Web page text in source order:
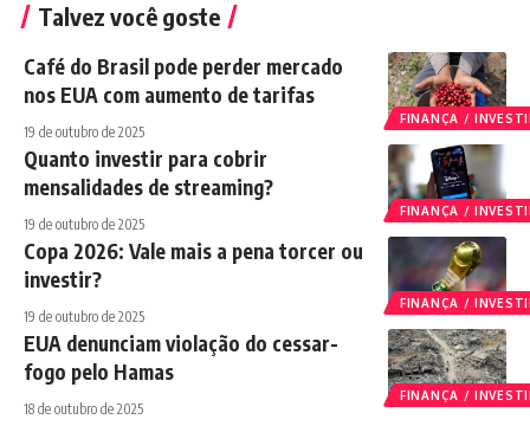
Talvez você goste
FINANÇA /
Café do Brasil pode perder mercado
nos EUA com aumento de tarifas
19 de outubro de 2025
FINANÇA /
Quanto investir para cobrir
mensalidades de streaming?
19 de outubro de 2025
FINANÇA /
Copa 2026: Vale mais a pena torcer ou
investir?
19 de outubro de 2025
FINANÇA /
EUA denunciam violação do cessar-
fogo pelo Hamas
18 de outubro de 2025